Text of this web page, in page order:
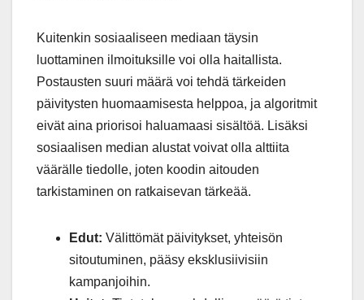
Kuitenkin sosiaaliseen mediaan täysin
luottaminen ilmoituksille voi olla haitallista.
Postausten suuri määrä voi tehdä tärkeiden
päivitysten huomaamisesta helppoa, ja algoritmit
eivät aina priorisoi haluamaasi sisältöä. Lisäksi
sosiaalisen median alustat voivat olla alttiita
väärälle tiedolle, joten koodin aitouden
tarkistaminen on ratkaisevan tärkeää.
Edut: Välittömät päivitykset, yhteisön
sitoutuminen, pääsy eksklusiivisiin
kampanjoihin.